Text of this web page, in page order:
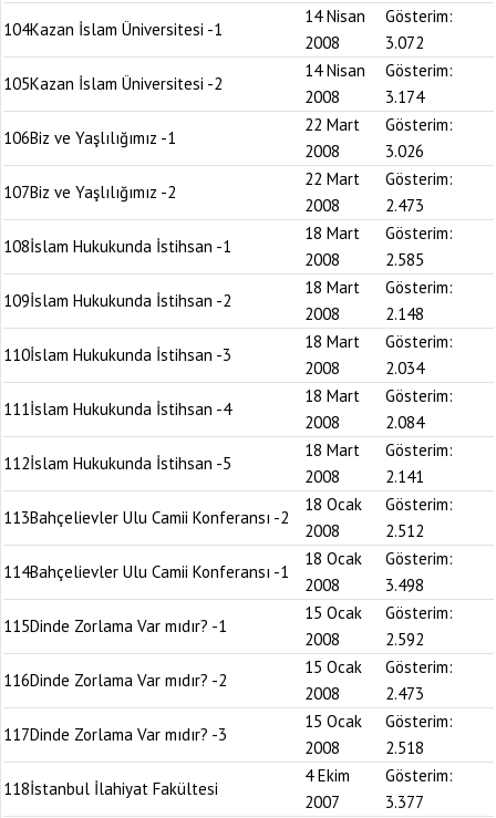
104Kazan İslam Üniversitesi -1
14 Nisan
2008
Gösterim:
3.072
105Kazan İslam Üniversitesi -2
14 Nisan
2008
Gösterim:
3.174
106Biz ve Yaşlılığımız -1
22 Mart
2008
Gösterim:
3.026
107Biz ve Yaşlılığımız -2
22 Mart
2008
Gösterim:
2.473
108İslam Hukukunda İstihsan -1
18 Mart
2008
Gösterim:
2.585
109İslam Hukukunda İstihsan -2
18 Mart
2008
Gösterim:
2.148
110İslam Hukukunda İstihsan -3
18 Mart
2008
Gösterim:
2.034
111İslam Hukukunda İstihsan -4
18 Mart
2008
Gösterim:
2.084
112İslam Hukukunda İstihsan -5
18 Mart
2008
Gösterim:
2.141
113Bahçelievler Ulu Camii Konferansı -2
18 Ocak
2008
Gösterim:
2.512
114Bahçelievler Ulu Camii Konferansı -1
18 Ocak
2008
Gösterim:
3.498
115Dinde Zorlama Var mıdır? -1
15 Ocak
2008
Gösterim:
2.592
116Dinde Zorlama Var mıdır? -2
15 Ocak
2008
Gösterim:
2.473
117Dinde Zorlama Var mıdır? -3
15 Ocak
2008
Gösterim:
2.518
118İstanbul İlahiyat Fakültesi
4 Ekim
2007
Gösterim:
3.377